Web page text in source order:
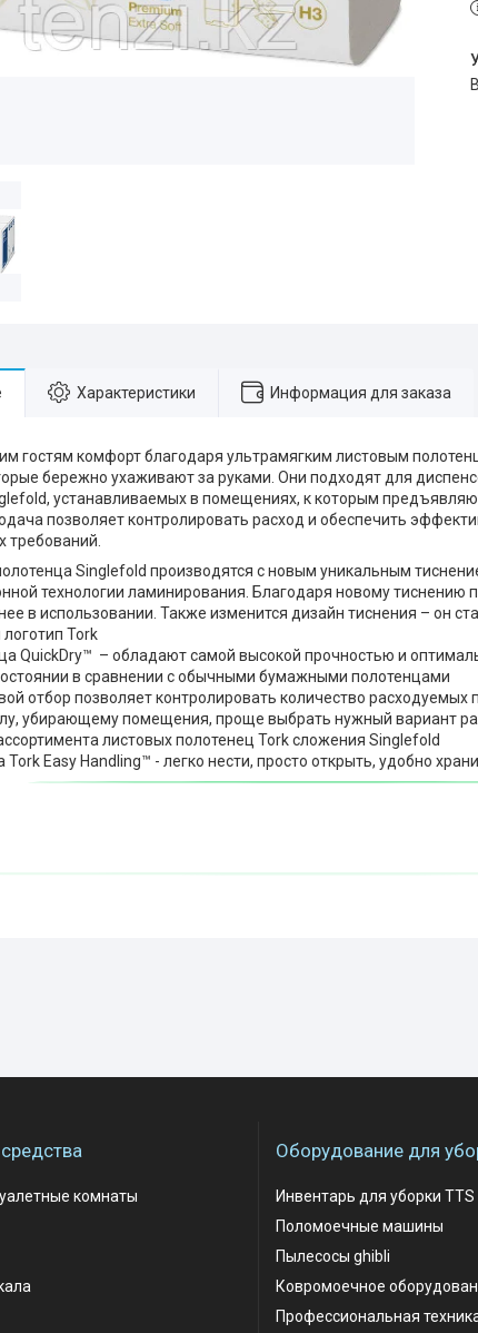
Характеристики Информация для заказа
гостям комфорт благодаря ультрамягким листовым
бережно ухаживают за руками. Они подходят для
устанавливаемых в помещениях, к которым
позволяет контролировать расход и обеспечить
требований.
Singlefold производятся с новым уникальным
технологии ламинирования. Благодаря новому тиснению
в использовании. Также изменится дизайн тиснения – он
Tork
QuickDry™ – обладают самой высокой прочностью и
в сравнении с обычными бумажными полотенцами
отбор позволяет контролировать количество расходуемых
убирающему помещения, проще выбрать нужный вариант
листовых полотенец Tork сложения Singlefold
Tork Easy Handling™ - легко нести, просто открыть, удобно
комнаты
Оборудование для
Инвентарь для уборки TTS
Поломоечные машины
Пылесосы ghibli
Ковромоечное
Профессиональная